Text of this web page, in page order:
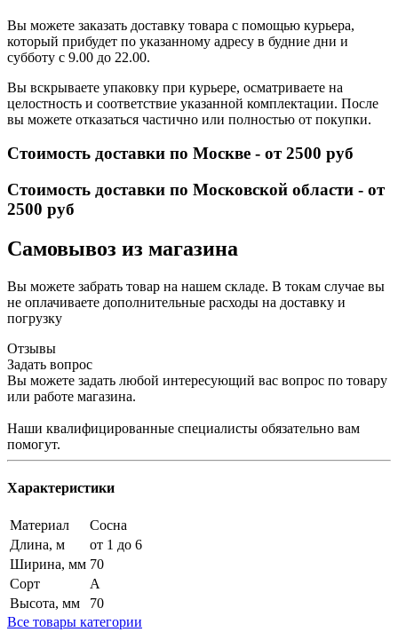
Вы можете заказать доставку товара с помощью курьера,
который прибудет по указанному адресу в будние дни и
субботу с 9.00 до 22.00.
Вы вскрываете упаковку при курьере, осматриваете на
целостность и соответствие указанной комплектации. После
вы можете отказаться частично или полностью от покупки.
Стоимость доставки по Москве - от 2500 руб
Стоимость доставки по Московской области - от
2500 руб
Самовывоз из магазина
Вы можете забрать товар на нашем складе. В токам случае вы
не оплачиваете дополнительные расходы на доставку и
погрузку
Отзывы
Задать вопрос
Вы можете задать любой интересующий вас вопрос по товару
или работе магазина.
Наши квалифицированные специалисты обязательно вам
помогут.
Характеристики
Материал
Сосна
Длина, м
от 1 до 6
Ширина, мм 70
Сорт
А
Высота, мм
70
Все товары категории